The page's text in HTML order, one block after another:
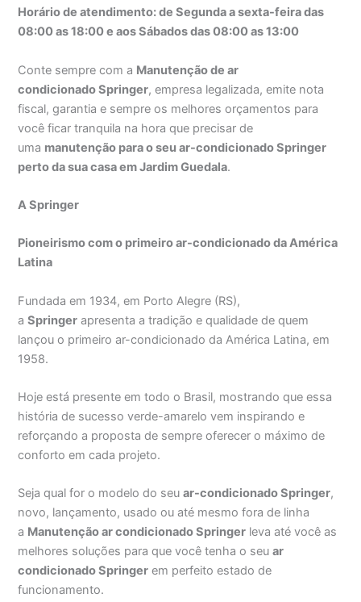
Horário de atendimento: de Segunda a sexta-feira das
08:00 as 18:00 e aos Sábados das 08:00 as 13:00
Conte sempre com a Manutenção de ar
condicionado Springer, empresa legalizada, emite nota
fiscal, garantia e sempre os melhores orçamentos para
você ficar tranquila na hora que precisar de
uma manutenção para o seu ar-condicionado Springer
perto da sua casa em Jardim Guedala.
A Springer
Pioneirismo com o primeiro ar-condicionado da América
Latina
Fundada em 1934, em Porto Alegre (RS),
aSpringer apresenta a tradição e qualidade de quem
lançou o primeiro ar-condicionado da América Latina, em
1958.
Hoje está presente em todo o Brasil, mostrando que essa
história de sucesso verde-amarelo vem inspirando e
reforçando a proposta de sempre oferecer o máximo de
conforto em cada projeto.
Seja qual for o modelo do seuar-condicionado Springer,
novo, lançamento, usado ou até mesmo fora de linha
a Manutenção ar condicionado Springer leva até você as
melhores soluções para que você tenha o seuar
condicionado Springer em perfeito estado de
funcionamento.